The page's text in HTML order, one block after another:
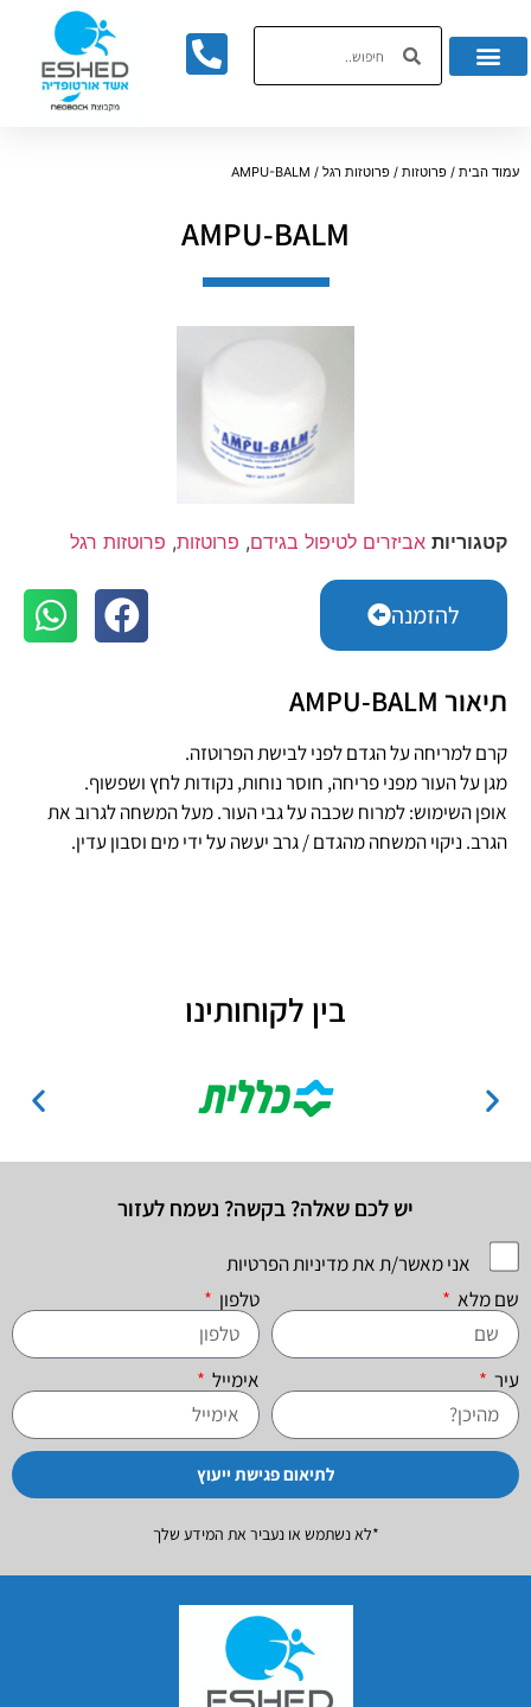
עמוד הבית / פרוטזות / פרוטזות רגל / AMPU-BALM
AMPU-BALM
קטגוריות אביזרים לטיפול בגידם, פרוטזות, פרוטזות רגל
להזמנה
תיאור AMPU-BALM
קרם למריחה על הגדם לפני לבישת הפרוטזה.
מגן על העור מפני פריחה, חוסר נוחות, נקודות לחץ ושפשוף.
אופן השימוש: למרוח שכבה על גבי העור. מעל המשחה לגרוב את
הגרב. ניקוי המשחה מהגדם / גרב יעשה על ידי מים וסבון עדין.
בין לקוחותינו
יש לכם שאלה? בקשה? נשמח לעזור
אני מאשר/ת את מדיניות הפרטיות
שם מלא
טלפון
עיר אימייל
לתיאום פגישת ייעוץ
*לא נשתמש או נעביר את המידע שלך